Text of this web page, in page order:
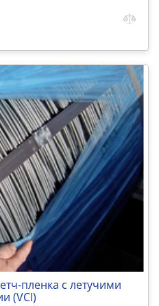
пленка с летучими
(VCI)